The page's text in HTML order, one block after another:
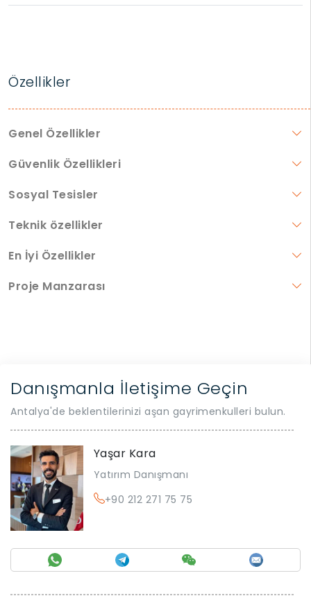
Özellikler
Genel Özellikler
Güvenlik Özellikleri
Sosyal Tesisler
Teknik özellikler
En İyi Özellikler
Proje Manzarası
Danışmanla İletişime Geçin
Antalya'de beklentilerinizi aşan gayrimenkulleri bulun.
Yaşar Kara
Yatırım Danışmanı
+90 212 271 75 75